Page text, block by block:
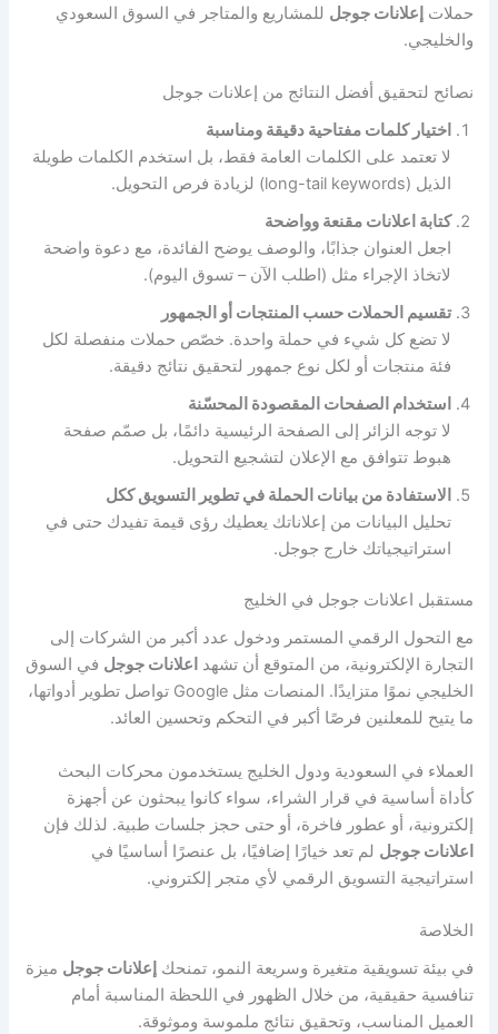
حملاتإعلانات جوجل للمشاريع والمتاجر في السوق السعودي
والخليجي.
نصائح لتحقيق أفضل النتائج من إعلانات جوجل
اختيار كلمات مفتاحية دقيقة ومناسبة
لا تعتمد على الكلمات العامة فقط، بل استخدم الكلمات طويلة
الذيل (long-tail keywords) لزيادة فرص التحويل.
كتابة اعلانات مقنعة وواضحة
اجعل العنوان جذابًا، والوصف يوضح الفائدة، مع دعوة واضحة
لاتخاذ الإجراء مثل (اطلب الآن – تسوق اليوم).
تقسيم الحملات حسب المنتجات أو الجمهور
لا تضع كل شيء في حملة واحدة. خصّص حملات منفصلة لكل
فئة منتجات أو لكل نوع جمهور لتحقيق نتائج دقيقة.
استخدام الصفحات المقصودة المحسّنة
لا توجه الزائر إلى الصفحة الرئيسية دائمًا، بل صمّم صفحة
هبوط تتوافق مع الإعلان لتشجيع التحويل.
الاستفادة من بيانات الحملة في تطوير التسويق ككل
تحليل البيانات من إعلاناتك يعطيك رؤى قيمة تفيدك حتى في
استراتيجياتك خارج جوجل.
مستقبل اعلانات جوجل في الخليج
مع التحول الرقمي المستمر ودخول عدد أكبر من الشركات إلى
التجارة الإلكترونية، من المتوقع أن تشهد اعلانات جوجل في السوق
الخليجي نموًا متزايدًا. المنصات مثل Google تواصل تطوير أدواتها،
ما يتيح للمعلنين فرصًا أكبر في التحكم وتحسين العائد.
العملاء في السعودية ودول الخليج يستخدمون محركات البحث
كأداة أساسية في قرار الشراء، سواء كانوا يبحثون عن أجهزة
إلكترونية، أو عطور فاخرة، أو حتى حجز جلسات طبية. لذلك فإن
اعلانات جوجل لم تعد خيارًا إضافيًا، بل عنصرًا أساسيًا في
استراتيجية التسويق الرقمي لأي متجر إلكتروني.
الخلاصة
في بيئة تسويقية متغيرة وسريعة النمو، تمنحكإعلانات جوجل ميزة
تنافسية حقيقية، من خلال الظهور في اللحظة المناسبة أمام
العميل المناسب، وتحقيق نتائج ملموسة وموثوقة.